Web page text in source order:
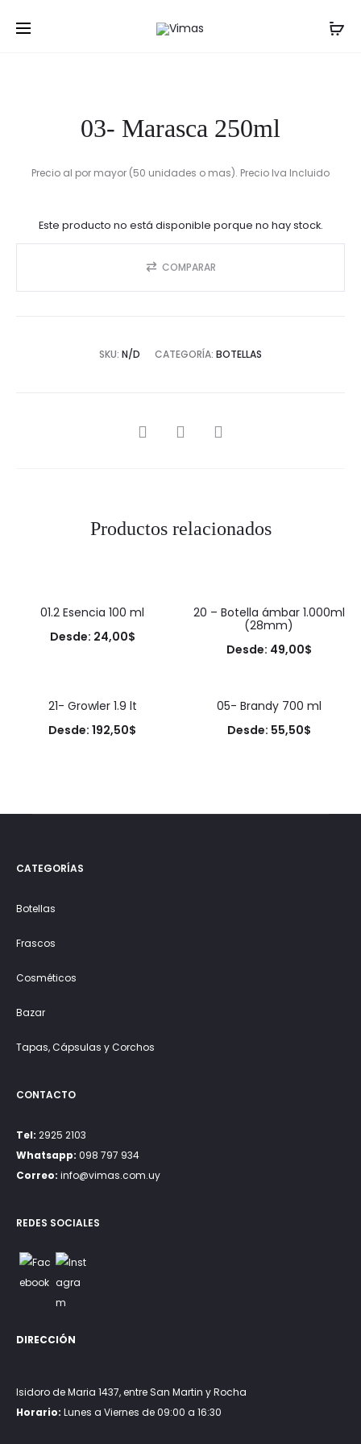
05-
Inicio 03- Marasca 250ml
03- Marasca 250ml
Precio al por mayor (50 unidades o mas). Precio Iva Incluido
Este producto no está disponible porque no hay stock.
COMPARAR
SKU: N/D CATEGORÍA: BOTELLAS
SHARE
Productos relacionados
01.2 Esencia 100 ml
Desde: 24,00$
20 – Botella ámbar 1.000ml
(28mm)
Desde: 49,00$
21- Growler 1.9 lt
Desde: 192,50$
05- Brandy 700 ml
Desde: 55,50$
CATEGORÍAS
Botellas
Frascos
Cosméticos
Bazar
Tapas, Cápsulas y Corchos
CONTACTO
Tel: 2925 2103
Whatsapp: 098 797 934
Correo: info@vimas.com.uy
REDES SOCIALES
DIRECCIÓN
Isidoro de Maria 1437, entre San Martin y Rocha
Horario: Lunes a Viernes de 09:00 a 16:30